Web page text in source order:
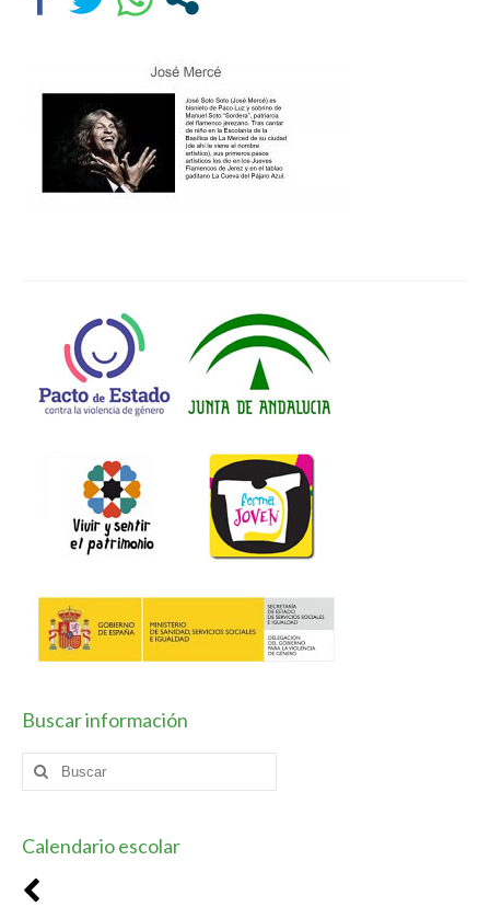
Lengua Castellana y Literatura
Educación física
Ciencias Naturales
Inglés
Religión
Historia
Profesorado
Ampa
Horario / Organización
Curso académico
Planes y Proyectos
Coeducación
Escuela Espacio de Paz
TIC
Buscar información
Buscar
por:
Calendario escolar